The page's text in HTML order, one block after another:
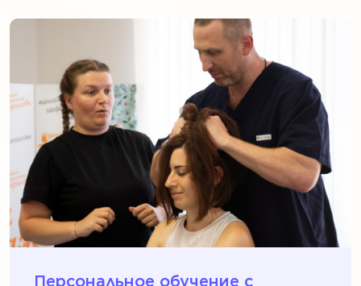
Персональное обучение c